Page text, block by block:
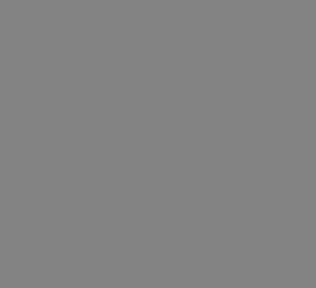
χρήστη και τις
για την
δεδομένα
προκειμένου να
σχετικά με
επωφελές
προκειμένου να
από το